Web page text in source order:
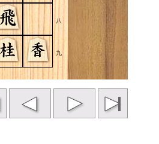
八
九